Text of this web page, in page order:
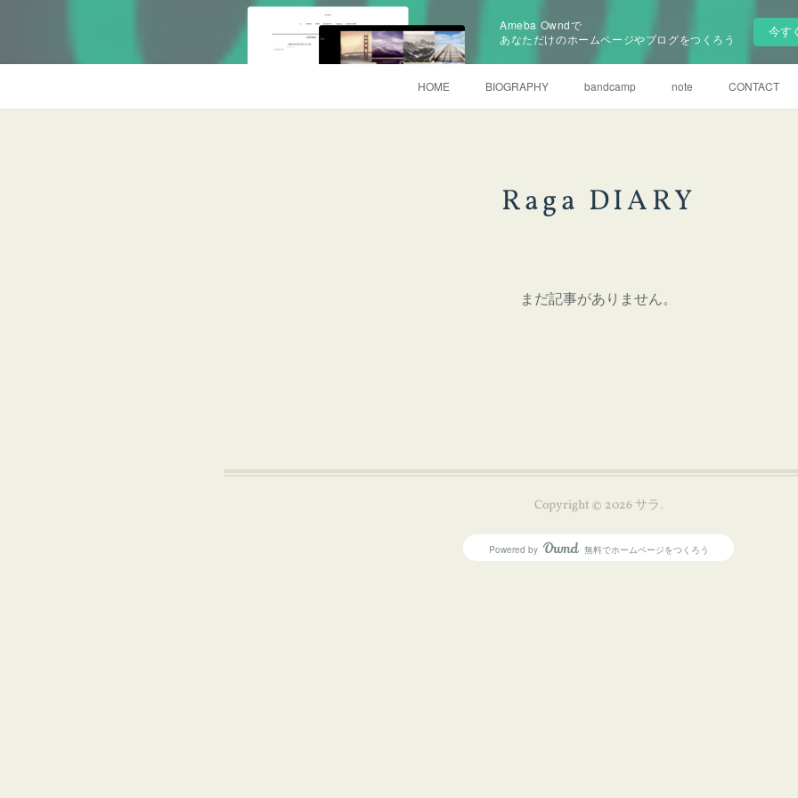
Ameba Owndで
あなただけのホームページやブログをつくろう
今す
HOME BIOGRAPHY bandcamp note CONTACT
Raga DIARY
まだ記事がありません。
Copyright © 2026 サラ.
Powered by AmebaOwnd
無料でホームページをつくろう